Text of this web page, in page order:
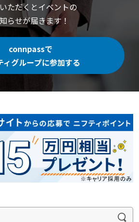
ただくとイベントの
らせが届きます！
connpassで
ィグループに参加する